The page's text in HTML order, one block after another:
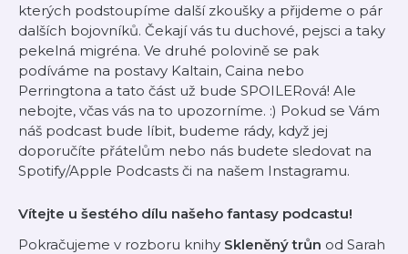
kterých podstoupíme další zkoušky a přijdeme o pár
dalších bojovníků. Čekají vás tu duchové, pejsci a taky
pekelná migréna. Ve druhé polovině se pak
podíváme na postavy Kaltain, Caina nebo
Perringtona a tato část už bude SPOILERová! Ale
nebojte, včas vás na to upozorníme. :) Pokud se Vám
náš podcast bude líbit, budeme rády, když jej
doporučíte přátelům nebo nás budete sledovat na
Spotify/Apple Podcasts či na našem ⁠Instagramu⁠.
Vítejte u šestého dílu našeho fantasy podcastu!
Pokračujeme v rozboru knihy Skleněný trůn od Sarah